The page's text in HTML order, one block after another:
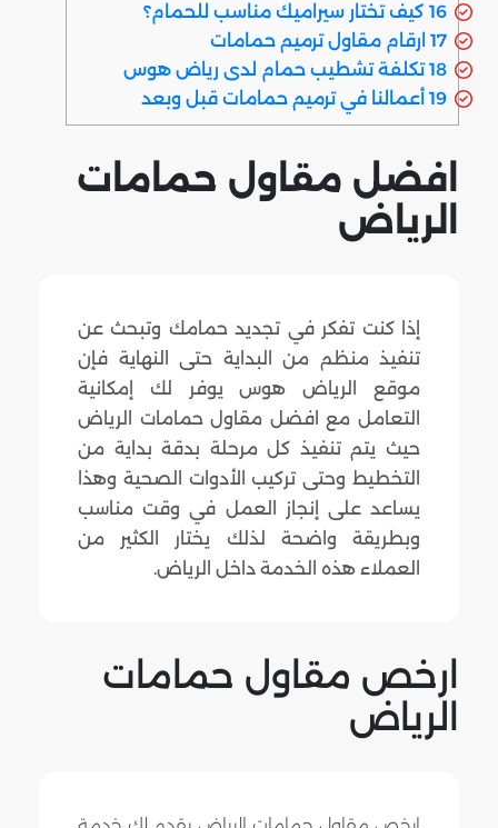
16 كيف تختار سيراميك مناسب للحمام؟
17 ارقام مقاول ترميم حمامات
18تكلفة تشطيب حمام لدى رياض هوس
19 أعمالنا في ترميم حمامات قبل وبعد
افضل مقاول حمامات
الرياض
إذا كنت تفكر في تجديد حمامك وتبحث عن
تنفيذ منظم من البداية حتى النهاية فإن
موقع الرياض هوس يوفر لك إمكانية
التعامل مع افضل مقاول حمامات الرياض
حيث يتم تنفيذ كل مرحلة بدقة بداية من
التخطيط وحتى تركيب الأدوات الصحية وهذا
يساعد على إنجاز العمل في وقت مناسب
وبطريقة واضحة لذلك يختار الكثير من
العملاء هذه الخدمة داخل الرياض.
ارخص مقاول حمامات
الرياض